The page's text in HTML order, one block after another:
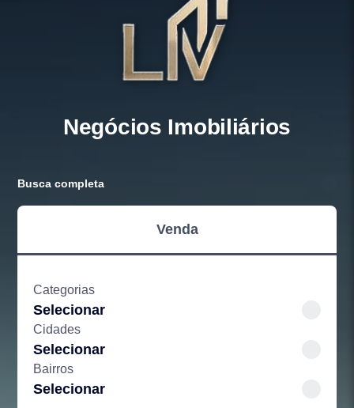
Negócios Imobiliários
Busca completa
Venda
Categorias
Selecionar
Cidades
Selecionar
Bairros
Selecionar